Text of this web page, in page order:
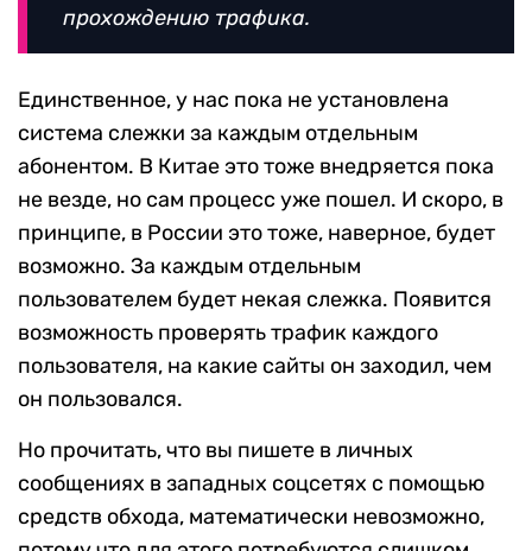
прохождению трафика.
Единственное, у нас пока не установлена
система слежки за каждым отдельным
абонентом. В Китае это тоже внедряется пока
не везде, но сам процесс уже пошел. И скоро, в
принципе, в России это тоже, наверное, будет
возможно. За каждым отдельным
пользователем будет некая слежка. Появится
возможность проверять трафик каждого
пользователя, на какие сайты он заходил, чем
он пользовался.
Но прочитать, что вы пишете в личных
сообщениях в западных соцсетях с помощью
средств обхода, математически невозможно,